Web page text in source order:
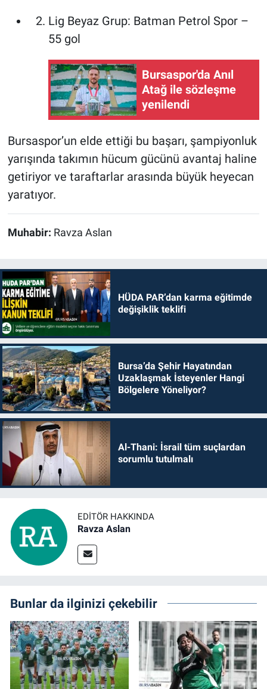
Lig Beyaz Grup: Batman Petrol Spor –
55 gol
Bursaspor'da Anıl
Atağ ile sözleşme
yenilendi
Bursaspor’un elde ettiği bu başarı, şampiyonluk
yarışında takımın hücum gücünü avantaj haline
getiriyor ve taraftarlar arasında büyük heyecan
yaratıyor.
Muhabir: Ravza Aslan
HÜDA PAR’dan karma eğitimde
değişiklik teklifi
Bursa’da Şehir Hayatından
Uzaklaşmak İsteyenler Hangi
Bölgelere Yöneliyor?
Al-Thani: İsrail tüm suçlardan
sorumlu tutulmalı
EDITÖR HAKKINDA
Ravza Aslan
Bunlar da ilginizi çekebilir